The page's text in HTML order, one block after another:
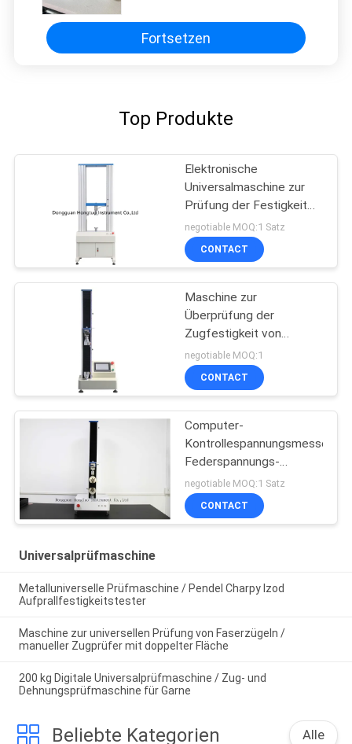
Infrarot-Temperaturgewehr
Fortsetzen
Top Produkte
Elektronische
Universalmaschine zur
Prüfung der Festigkeit
von Material
negotiable MOQ:1 Satz
CONTACT
Maschine zur
Überprüfung der
Zugfestigkeit von
Chirurgischen Masken
500N Touchscreen-
Steuerung
negotiable MOQ:1
CONTACT
Computer-
Kontrollespannungsmesser-
Federspannungs-
Gewebe-dehnbarer
Lukas
negotiable MOQ:1 Satz
CONTACT
Universalprüfmaschine
Metalluniverselle Prüfmaschine / Pendel Charpy Izod
Aufprallfestigkeitstester
Maschine zur universellen Prüfung von Faserzügeln /
manueller Zugprüfer mit doppelter Fläche
200 kg Digitale Universalprüfmaschine / Zug- und
Dehnungsprüfmaschine für Garne
Beliebte Kategorien Alle